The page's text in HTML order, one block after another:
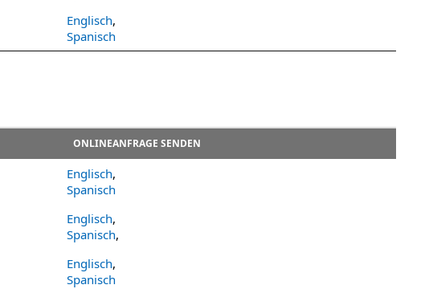
Englisch,
Spanisch
ONLINEANFRAGE SENDEN
Englisch,
Spanisch
Englisch,
Spanisch,
Englisch,
Spanisch